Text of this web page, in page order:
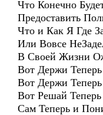
Что Конечно
Предоставить
Что и Как Я Где
Или Вовсе
В Своей Жизни
Вот Держи
Вот Держи
Вот Решай
Сам Теперь и